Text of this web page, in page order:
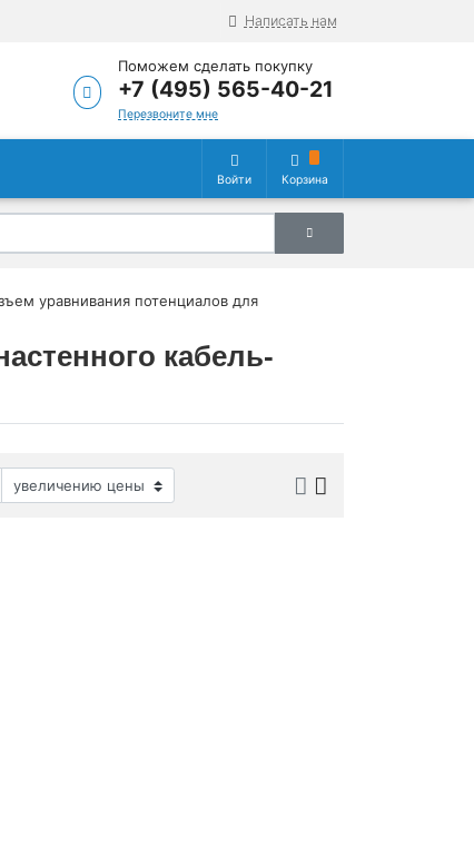
Написать нам
Поможем сделать покупку
+7 (495) 565-40-21
Перезвоните мне
Войти Корзина
уравнивания потенциалов для
кабель-